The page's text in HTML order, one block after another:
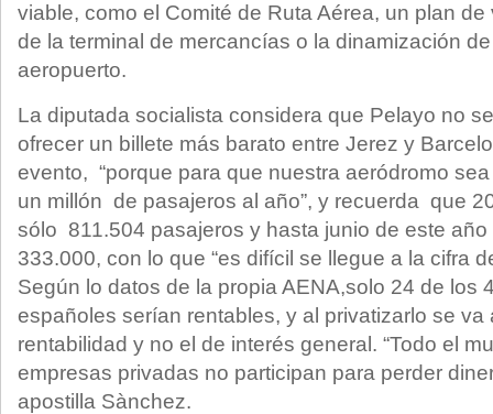
viable, como el Comité de Ruta Aérea, un plan
de la terminal de mercancías o la dinamización
aeropuerto.
La diputada socialista considera que Pelayo no
ofrecer un billete más barato entre Jerez y
evento, “porque para que nuestra aeródromo
un millón de pasajeros al año”, y recuerda que
sólo 811.504 pasajeros y hasta junio de este
333.000, con lo que “es difícil se llegue a la cifra
Según lo datos de la propia AENA,solo 24 de los
españoles serían rentables, y al privatizarlo se va
rentabilidad y no el de interés general. “Todo el
empresas privadas no participan para perder
apostilla Sànchez.